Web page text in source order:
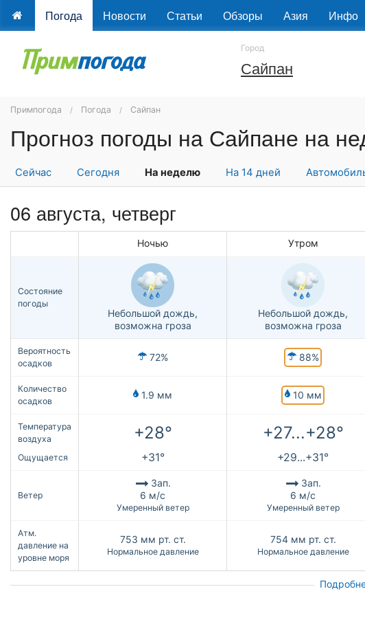
Погода Новости Статьи Обзоры Азия Инфо
Город
Сайпан
Примпогода Погода Сайпан
Прогноз погоды на Сайпане на
Сейчас Сегодня На неделю На 14 дней
06 августа, четверг
Ночью Утром
Состояние
погоды
Небольшой дождь,
возможна гроза
Небольшой дождь,
возможна гроза
Вероятность
осадков
72% 88%
Количество
осадков
1.9 мм 10 мм
Температура
воздуха
+28° +27...+28°
Ощущается +31° +29...+31°
Ветер
Зап.
6 м/с
Умеренный ветер
Зап.
6 м/с
Умеренный ветер
Атм.
давление на
уровне моря
753 мм рт. ст.
Нормальное давление
754 мм рт. ст.
Нормальное давление